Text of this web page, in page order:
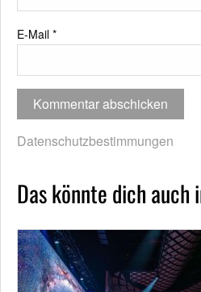
E-Mail *
Datenschutzbestimmungen
Das könnte dich auch